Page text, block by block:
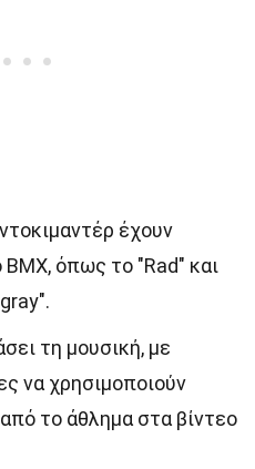
έχουν
BMX, όπως το "Rad" και
τη μουσική, με
να χρησιμοποιούν
το άθλημα στα βίντεο